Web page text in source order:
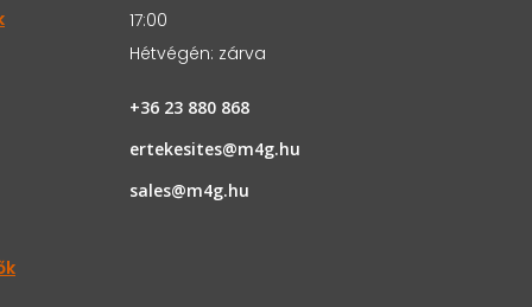
17:00
Hétvégén: zárva
+36 23 880 868
ertekesites@m4g.hu
sales@m4g.hu